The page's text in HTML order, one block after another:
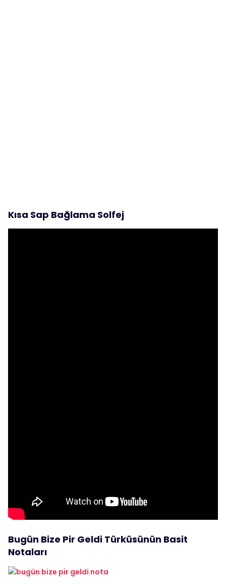
Kısa Sap Bağlama Solfej
Bugün Bize Pir Geldi Türküsünün Basit
Notaları